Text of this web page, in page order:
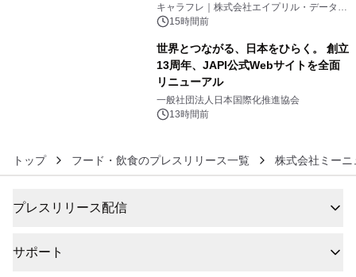
キャラフレ｜株式会社エイプリル・データ・
デザインズ
15時間前
世界とつながる、日本をひらく。 創立
13周年、JAPI公式Webサイトを全面
リニューアル
一般社団法人日本国際化推進協会
13時間前
トップ フード・飲食のプレスリリース一覧 株式会社ミーニ
プレスリリース配信
サポート